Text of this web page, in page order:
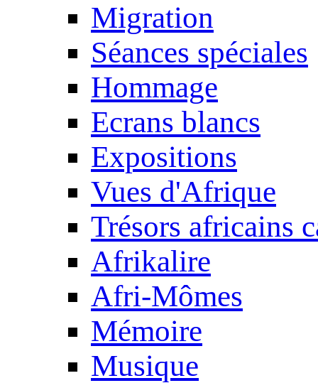
Migration
Séances spéciales
Hommage
Ecrans blancs
Expositions
Vues d'Afrique
Trésors africains
Afrikalire
Afri-Mômes
Mémoire
Musique